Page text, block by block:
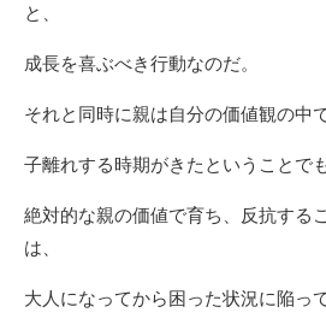
と、
成長を喜ぶべき行動なのだ。
それと同時に親は自分の価値観の中
子離れする時期がきたということで
絶対的な親の価値で育ち、反抗する
は、
大人になってから困った状況に陥っ